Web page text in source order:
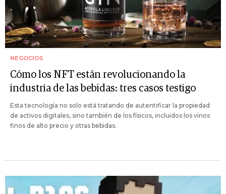
NEGOCIOS
Cómo los NFT están revolucionando la
industria de las bebidas: tres casos testigo
Esta tecnología no solo está tratando de autentificar la propiedad
de activos digitales, sino también de los físicos, incluidos los vinos
finos de alto precio y otras bebidas.